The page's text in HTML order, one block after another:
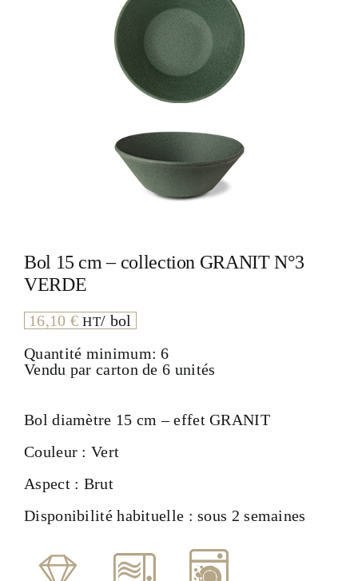
Bol 15 cm – collection GRANIT N°3
VERDE
16,10 € HT/ bol
Quantité minimum: 6
Vendu par carton de 6 unités
Bol diamètre 15 cm – effet GRANIT
Couleur : Vert
Aspect : Brut
Disponibilité habituelle : sous 2 semaines